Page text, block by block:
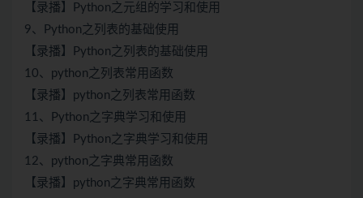
【录播】Python之元组的学习和使用
9、Python之列表的基础使用
【录播】Python之列表的基础使用
10、python之列表常用函数
【录播】python之列表常用函数
11、Python之字典学习和使用
【录播】Python之字典学习和使用
12、python之字典常用函数
【录播】python之字典常用函数